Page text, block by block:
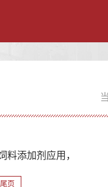
料添加剂应用，
尾页